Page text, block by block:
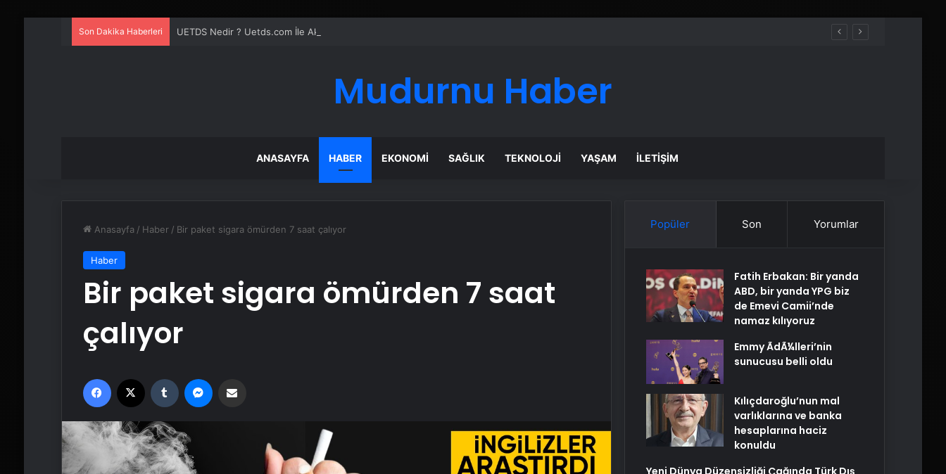
Son Dakika Haberleri UETDS Nedir ? Uetds.com İle Akıllı Dijital Taşımacılık Yazılımı
Mudurnu Haber
ANASAYFA HABER EKONOMI SAĞLIK TEKNOLOJI YAŞAM İLETIŞIM
Anasayfa / Haber / Bir paket sigara ömürden 7 saat çalıyor
Haber
Bir paket sigara ömürden 7 saat
çalıyor
Facebook Tumblr
Popüler Son Yorumlar
Fatih Erbakan: Bir yanda
ABD, bir yanda YPG biz
de Emevi Camii’nde
namaz kılıyoruz
Emmy ÃdÃ¼lleri’nin
sunucusu belli oldu
Kılıçdaroğlu’nun mal
varlıklarına ve banka
hesaplarına haciz
konuldu
Yeni Dünya Düzensizliği Çağında Türk Dış